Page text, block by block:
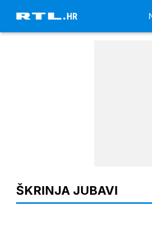
ŠKRINJA JUBAVI